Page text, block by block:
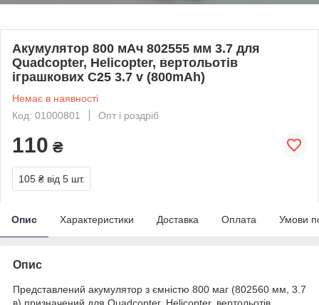
Акумулятор 800 мАч 802555 мм 3.7 для
Quadcopter, Helicopter, вертольотів
іграшкових C25 3.7 v (800mAh)
Немає в наявності
Код: 01000801
Опт і роздріб
110 ₴
105 ₴ від 5 шт.
Опис Характеристики Доставка Оплата Умови
Опис
Представлений акумулятор з ємністю 800 маг (802560 мм, 3.7
в) призначений для Quadcopter, Helicopter, вертольотів